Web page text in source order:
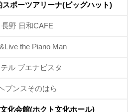
ポーツアリーナ(ビッグハット)
長野 日和CAFE
the Piano Man
ル ブエナビスタ
ブンスそのはら
化会館(ホクト文化ホール)